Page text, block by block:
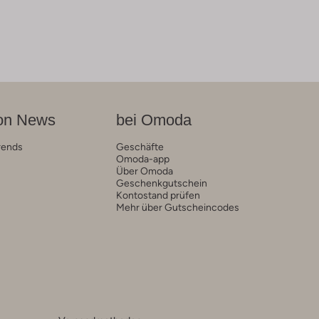
News bei Omoda
Geschäfte
Omoda-app
Über Omoda
Geschenkgutschein
Kontostand prüfen
Mehr über Gutscheincodes